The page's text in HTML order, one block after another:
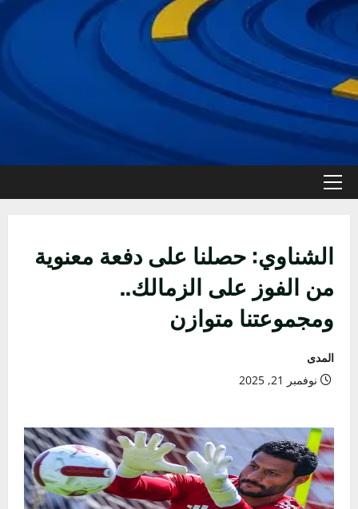
القائمة
الشناوي: حصلنا على دفعة معنوية
من الفوز على الزمالك..
ومجموعتنا متوازن
المدى
نوفمبر 21, 2025